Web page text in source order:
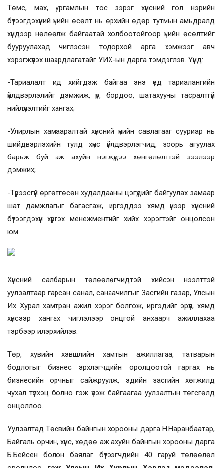
Төмс, мах, ургамлын тос зэрэг хүнсний гол нэрийн
бүтээгдэхүүний үнийн өсөлт нь өрхийн өдөр тутмын амьдралд
хүндээр нөлөөлж байгаатай холбоотойгоор үнийн өсөлтийг
бууруулахад чиглэсэн тодорхой арга хэмжээг авч
хэрэгжүүлэх шаардлагатайг УИХ-ын дарга тэмдэглэв. Үүнд:
-Тариалалт ид хийгдэж байгаа энэ үед тариалангийн
үйлдвэрлэлийг дэмжиж, үр, бордоо, шатахууны тасралтгүй
нийлүүлэлтийг хангах;
-Улирлын хамааралтай хүнсний үнийн савлагааг сууриар нь
шийдвэрлэхийн тулд хүнс үйлдвэрлэгчид, зоорь агуулах
барьж буй аж ахуйн нэгжүүдээ хөнгөлөлттэй зээлээр
дэмжих;
-Түрээсгүй өргөтгөсөн худалдааны цэгүүдийг байгуулах замаар
шат дамжлагыг багасгаж, иргэддээ хямд үнээр хүнсний
бүтээгдэхүүн хүргэх менежментийг хийх хэрэгтэйг онцолсон
юм.
Хүнсний салбарын төлөөлөгчидтэй хийсэн нээлттэй
уулзалтаар гарсан санал, санаачилгыг Засгийн газар, Улсын
Их Хурал хамтран ажил хэрэг болгож, иргэдийг эрүүл, хямд
хүнсээр хангах чиглэлээр онцгой анхаарч ажиллахаа
тэрбээр илэрхийлэв.
Төр, хувийн хэвшлийн хамтын ажиллагаа, татварын
бодлогыг бизнес эрхлэгчдийн оролцоотой гаргах нь
бизнесийн орчныг сайжруулж, эдийн засгийн хөгжилд
чухал түлхэц болно гэж үзэж байгаагаа уулзалтын төгсгөлд
онцоллоо.
Уулзалтад Төсвийн байнгын хорооны дарга Н.Наранбаатар,
Байгаль орчин, хүнс, хөдөө аж ахуйн байнгын хорооны дарга
Б.Бейсен болон баялаг бүтээгчдийн 40 гаруй төлөөлөл